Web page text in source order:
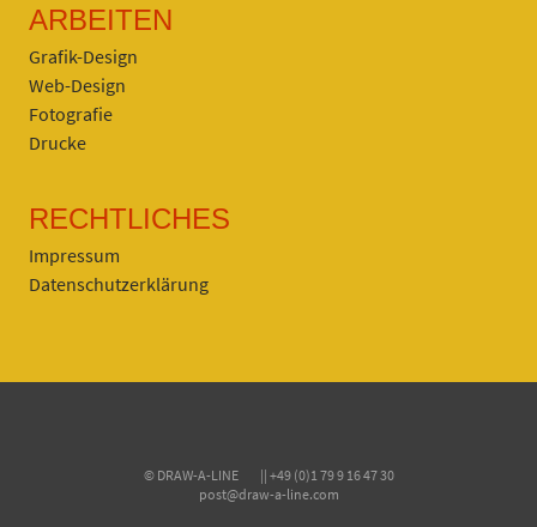
ARBEITEN
Grafik-Design
Web-Design
Fotografie
Drucke
RECHTLICHES
Impressum
Datenschutzerklärung
© DRAW-A-LINE || +49 (0)1 79 9 16 47 30
post@draw-a-line.com